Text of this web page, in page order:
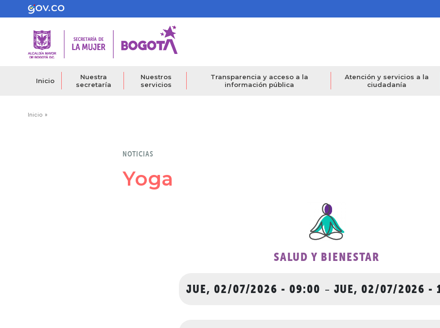
al
contenido
Inicio
Nuestra
secretaría
Nuestros
servicios
Transparencia y acceso a la
información pública
Atención y servicios a la
ciudadanía
Ruta
Inicio
NOTICIAS
Yoga
SALUD Y BIENESTAR
JUE, 02/07/2026 - 09:00 - JUE, 02/07/2026 -